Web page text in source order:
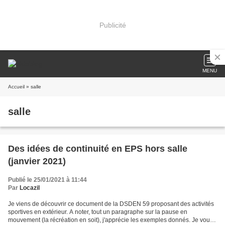
Publicité
MENU
Accueil » salle
salle
Des idées de continuité en EPS hors salle
(janvier 2021)
Publié le 25/01/2021 à 11:44
Par Locazil
Je viens de découvrir ce document de la DSDEN 59 proposant des activités
sportives en extérieur. A noter, tout un paragraphe sur la pause en
mouvement (la récréation en soit), j'apprécie les exemples donnés. Je vous